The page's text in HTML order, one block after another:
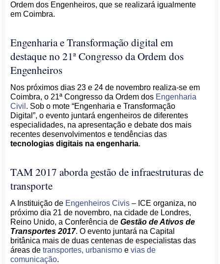
Ordem dos Engenheiros, que se realizará igualmente
em Coimbra.
Engenharia e Transformação digital em
destaque no 21ª Congresso da Ordem dos
Engenheiros
Nos próximos dias 23 e 24 de novembro realiza-se em
Coimbra, o 21ª Congresso da Ordem dos Engenharia
Civil . Sob o mote “Engenharia e Transformação
Digital”, o evento juntará engenheiros de diferentes
especialidades, na apresentação e debate dos mais
recentes desenvolvimentos e tendências das
tecnologias digitais na engenharia.
TAM 2017 aborda gestão de infraestruturas de
transporte
A Instituição de Engenheiros Civis – ICE organiza, no
próximo dia 21 de novembro, na cidade de Londres,
Reino Unido, a Conferência deGestão de Ativos de
Transportes 2017. O evento juntará na Capital
britânica mais de duas centenas de especialistas das
áreas detransportes, urbanismo evias de
comunicação.